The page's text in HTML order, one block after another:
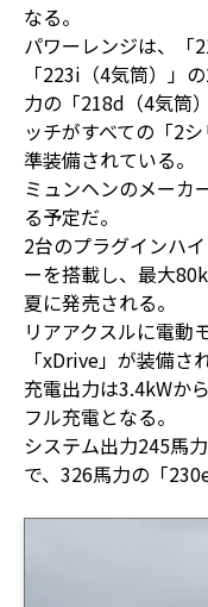
なる。
パワーレンジは、「
「223i（4気筒）」
力の「218d（4気筒
ッチがすべての「2
準装備されている。
ミュンヘンのメーカ
る予定だ。
2台のプラグインハ
ーを搭載し、最大
夏に発売される。
リアアクスルに電動
「xDrive」が装備さ
充電出力は3.4kWか
フル充電となる。
システム出力245馬
で、326馬力の「